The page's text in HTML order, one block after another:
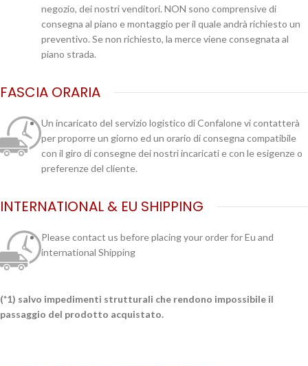
negozio, dei nostri venditori. NON sono comprensive di
consegna al piano e montaggio per il quale andrà richiesto un
preventivo. Se non richiesto, la merce viene consegnata al
piano strada.
FASCIA ORARIA
Un incaricato del servizio logistico di Confalone vi contatterà
per proporre un giorno ed un orario di consegna compatibile
con il giro di consegne dei nostri incaricati e con le esigenze o
preferenze del cliente.
INTERNATIONAL & EU SHIPPING
Please contact us before placing your order for Eu and
international Shipping
(*1) salvo impedimenti strutturali che rendono impossibile il
passaggio del prodotto acquistato.